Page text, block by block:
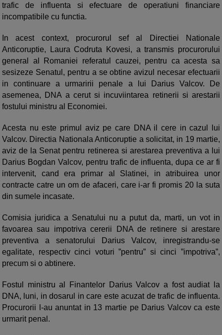
trafic de influenta si efectuare de operatiuni financiare
incompatibile cu functia.
In acest context, procurorul sef al Directiei Nationale
Anticoruptie, Laura Codruta Kovesi, a transmis procurorului
general al Romaniei referatul cauzei, pentru ca acesta sa
sesizeze Senatul, pentru a se obtine avizul necesar efectuarii
in continuare a urmaririi penale a lui Darius Valcov. De
asemenea, DNA a cerut si incuviintarea retinerii si arestarii
fostului ministru al Economiei.
Acesta nu este primul aviz pe care DNA il cere in cazul lui
Valcov. Directia Nationala Anticoruptie a solicitat, in 19 martie,
aviz de la Senat pentru retinerea si arestarea preventiva a lui
Darius Bogdan Valcov, pentru trafic de influenta, dupa ce ar fi
intervenit, cand era primar al Slatinei, in atribuirea unor
contracte catre un om de afaceri, care i-ar fi promis 20 la suta
din sumele incasate.
Comisia juridica a Senatului nu a putut da, marti, un vot in
favoarea sau impotriva cererii DNA de retinere si arestare
preventiva a senatorului Darius Valcov, inregistrandu-se
egalitate, respectiv cinci voturi ”pentru” si cinci ”impotriva”,
precum si o abtinere.
Fostul ministru al Finantelor Darius Valcov a fost audiat la
DNA, luni, in dosarul in care este acuzat de trafic de influenta.
Procurorii l-au anuntat in 13 martie pe Darius Valcov ca este
urmarit penal.